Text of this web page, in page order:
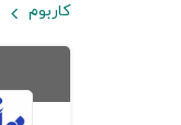
کاربوم